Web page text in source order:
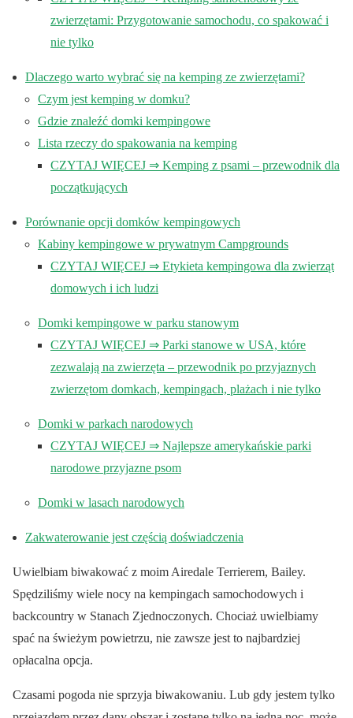
zwierzętami: Przygotowanie samochodu, co spakować i
nie tylko
Dlaczego warto wybrać się na kemping ze zwierzętami?
Czym jest kemping w domku?
Gdzie znaleźć domki kempingowe
Lista rzeczy do spakowania na kemping
CZYTAJ WIĘCEJ ⇒ Kemping z psami – przewodnik dla
początkujących
Porównanie opcji domków kempingowych
Kabiny kempingowe w prywatnym Campgrounds
CZYTAJ WIĘCEJ ⇒ Etykieta kempingowa dla zwierząt
domowych i ich ludzi
Domki kempingowe w parku stanowym
CZYTAJ WIĘCEJ ⇒ Parki stanowe w USA, które
zezwalają na zwierzęta – przewodnik po przyjaznych
zwierzętom domkach, kempingach, plażach i nie tylko
Domki w parkach narodowych
CZYTAJ WIĘCEJ ⇒ Najlepsze amerykańskie parki
narodowe przyjazne psom
Domki w lasach narodowych
Zakwaterowanie jest częścią doświadczenia
Uwielbiam biwakować z moim Airedale Terrierem, Bailey.
Spędziliśmy wiele nocy na kempingach samochodowych i
backcountry w Stanach Zjednoczonych. Chociaż uwielbiamy
spać na świeżym powietrzu, nie zawsze jest to najbardziej
opłacalna opcja.
Czasami pogoda nie sprzyja biwakowaniu. Lub gdy jestem tylko